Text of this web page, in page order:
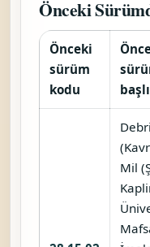
Önceki
Önceki
sürüm
kodu
Mil